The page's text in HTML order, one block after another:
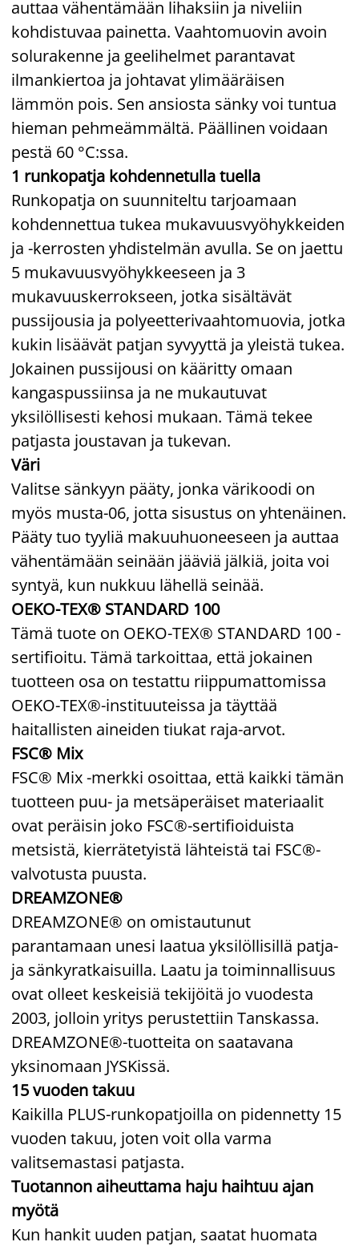
auttaa vähentämään lihaksiin ja niveliin
kohdistuvaa painetta. Vaahtomuovin avoin
solurakenne ja geelihelmet parantavat
ilmankiertoa ja johtavat ylimääräisen
lämmön pois. Sen ansiosta sänky voi tuntua
hieman pehmeämmältä. Päällinen voidaan
pestä 60 °C:ssa.
1 runkopatja kohdennetulla tuella
Runkopatja on suunniteltu tarjoamaan
kohdennettua tukea mukavuusvyöhykkeiden
ja -kerrosten yhdistelmän avulla. Se on jaettu
5 mukavuusvyöhykkeeseen ja 3
mukavuuskerrokseen, jotka sisältävät
pussijousia ja polyeetterivaahtomuovia, jotka
kukin lisäävät patjan syvyyttä ja yleistä tukea.
Jokainen pussijousi on kääritty omaan
kangaspussiinsa ja ne mukautuvat
yksilöllisesti kehosi mukaan. Tämä tekee
patjasta joustavan ja tukevan.
Väri
Valitse sänkyyn pääty, jonka värikoodi on
myös musta-06, jotta sisustus on yhtenäinen.
Pääty tuo tyyliä makuuhuoneeseen ja auttaa
vähentämään seinään jääviä jälkiä, joita voi
syntyä, kun nukkuu lähellä seinää.
OEKO-TEX® STANDARD 100
Tämä tuote on OEKO-TEX® STANDARD 100 -
sertifioitu. Tämä tarkoittaa, että jokainen
tuotteen osa on testattu riippumattomissa
OEKO-TEX®-instituuteissa ja täyttää
haitallisten aineiden tiukat raja-arvot.
FSC® Mix
FSC® Mix -merkki osoittaa, että kaikki tämän
tuotteen puu- ja metsäperäiset materiaalit
ovat peräisin joko FSC®-sertifioiduista
metsistä, kierrätetyistä lähteistä tai FSC®-
valvotusta puusta.
DREAMZONE®
DREAMZONE® on omistautunut
parantamaan unesi laatua yksilöllisillä patja-
ja sänkyratkaisuilla. Laatu ja toiminnallisuus
ovat olleet keskeisiä tekijöitä jo vuodesta
2003, jolloin yritys perustettiin Tanskassa.
DREAMZONE®-tuotteita on saatavana
yksinomaan JYSKissä.
15 vuoden takuu
Kaikilla PLUS-runkopatjoilla on pidennetty 15
vuoden takuu, joten voit olla varma
valitsemastasi patjasta.
Tuotannon aiheuttama haju haihtuu ajan
myötä
Kun hankit uuden patjan, saatat huomata